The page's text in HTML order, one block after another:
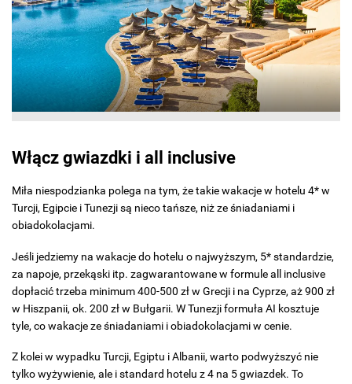
Włącz gwiazdki i all inclusive
Miła niespodzianka polega na tym, że takie wakacje w hotelu 4* w
Turcji, Egipcie i Tunezji są nieco tańsze, niż ze śniadaniami i
obiadokolacjami.
Jeśli jedziemy na wakacje do hotelu o najwyższym, 5* standardzie,
za napoje, przekąski itp. zagwarantowane w formule all inclusive
dopłacić trzeba minimum 400-500 zł w Grecji i na Cyprze, aż 900 zł
w Hiszpanii, ok. 200 zł w Bułgarii. W Tunezji formuła AI kosztuje
tyle, co wakacje ze śniadaniami i obiadokolacjami w cenie.
Z kolei w wypadku Turcji, Egiptu i Albanii, warto podwyższyć nie
tylko wyżywienie, ale i standard hotelu z 4 na 5 gwiazdek. To